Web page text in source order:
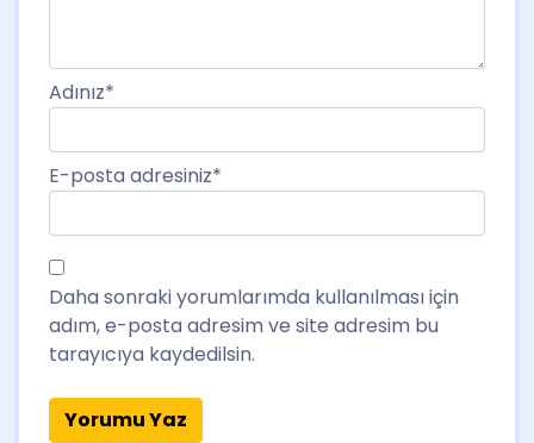
Adınız*
E-posta adresiniz*
Daha sonraki yorumlarımda kullanılması için
adım, e-posta adresim ve site adresim bu
tarayıcıya kaydedilsin.